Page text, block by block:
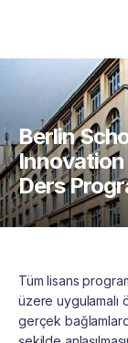
Berlin
Ders
Tüm lisans
üzere uygulamalı
gerçek